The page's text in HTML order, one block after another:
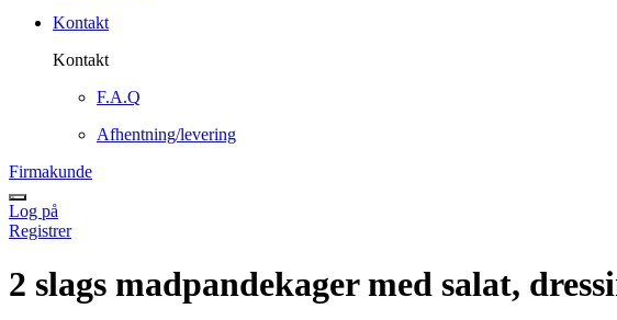
Kontakt
Kontakt
F.A.Q
Afhentning/levering
Firmakunde
Log på
Registrer
2 slags madpandekager med salat,